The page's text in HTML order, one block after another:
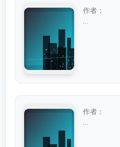
作者：
作者：